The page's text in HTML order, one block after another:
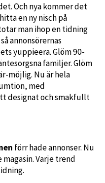
Och nya kommer det
en ny nisch på
man ihop en tidning
annonsörernas
yuppieera. Glöm 90-
familjer. Glöm
möjlig. Nu är hela
med
designat och smakfullt
förr hade annonser. Nu
Varje trend